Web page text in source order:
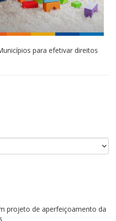
para efetivar direitos
projeto de aperfeiçoamento da